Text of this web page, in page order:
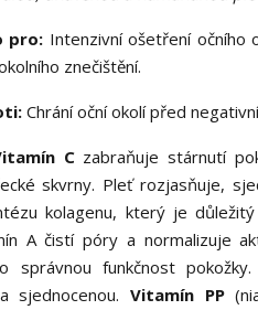
pro: Intenzivní ošetření očního
znečištění.
Chrání oční okolí před
C zabraňuje stárnutí
skvrny. Pleť rozjasňuje,
kolagenu, který je
A čistí póry a normalizuje
správnou funkčnost
sjednocenou. Vitamín PP